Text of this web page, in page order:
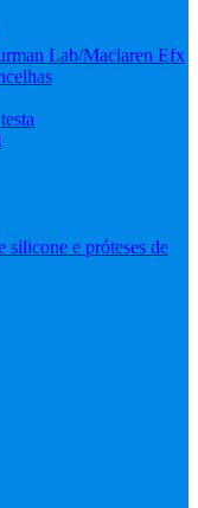
Lab/Maclaren Efx
silicone e próteses de